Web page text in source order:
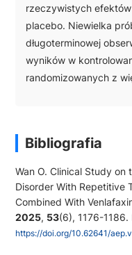
rzeczywistych
placebo. Niewielka
długoterminowej
wyników w
randomizowanych z
Bibliografia
Wan O. Clinical Study on
Disorder With Repetitive
Combined With
2025, 53(6), 1176-1186.
https://doi.org/10.62641/